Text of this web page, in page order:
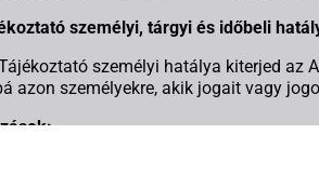
személyi, tárgyi és időbeli
személyi hatálya kiterjed az
azon személyekre, akik jogait vagy